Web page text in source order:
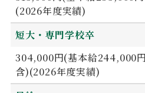
(2026年度実績)
短大・専門学校卒
304,000円(基本給244,000
含)(2026年度実績)